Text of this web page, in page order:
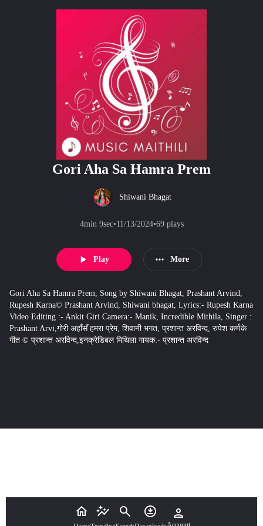
Gori Aha Sa Hamra Prem
Shiwani Bhagat
4min 9sec•11/13/2024•69plays
Play More
Gori Aha Sa Hamra Prem, Song by Shiwani Bhagat, Prashant Arvind,
Rupesh Karna© Prashant Arvind, Shiwani bhagat, Lyrics:- Rupesh Karna
Video Editing :- Ankit Giri Camera:- Manik, Incredible Mithila, Singer :
Prashant Arvi,गोरी अहाँसँ हमरा प्रेम, शिवानी भगत, प्रशान्त अरविन्द, रुपेश कर्णके
गीत © प्रशान्त अरविन्द,इनक्रेडिबल मिथिला गायक:- प्रशान्त अरविन्द